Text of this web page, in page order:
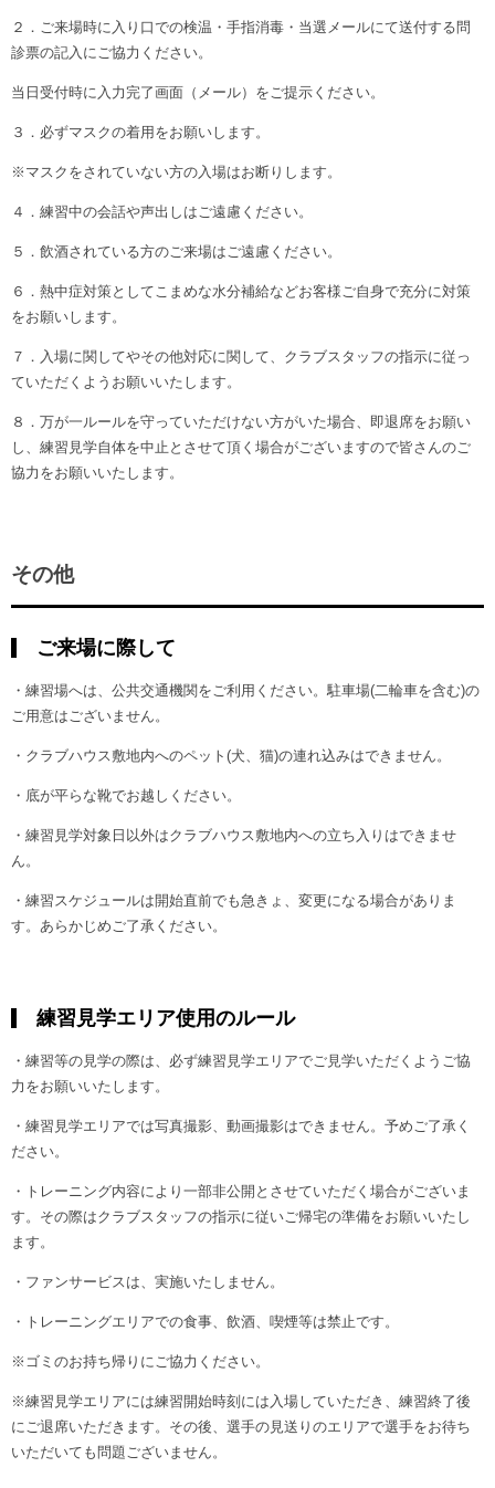
２．ご来場時に入り口での検温・手指消毒・当選メールにて送付する問
診票の記入にご協力ください。
当日受付時に入力完了画面（メール）をご提示ください。
３．必ずマスクの着用をお願いします。
※マスクをされていない方の入場はお断りします。
４．練習中の会話や声出しはご遠慮ください。
５．飲酒されている方のご来場はご遠慮ください。
６．熱中症対策としてこまめな水分補給などお客様ご自身で充分に対策
をお願いします。
７．入場に関してやその他対応に関して、クラブスタッフの指示に従っ
ていただくようお願いいたします。
８．万が一ルールを守っていただけない方がいた場合、即退席をお願い
し、練習見学自体を中止とさせて頂く場合がございますので皆さんのご
協力をお願いいたします。
その他
ご来場に際して
・練習場へは、公共交通機関をご利用ください。駐車場(二輪車を含む)の
ご用意はございません。
・クラブハウス敷地内へのペット(犬、猫)の連れ込みはできません。
・底が平らな靴でお越しください。
・練習見学対象日以外はクラブハウス敷地内への立ち入りはできませ
ん。
・練習スケジュールは開始直前でも急きょ、変更になる場合がありま
す。あらかじめご了承ください。
練習見学エリア使用のルール
・練習等の見学の際は、必ず練習見学エリアでご見学いただくようご協
力をお願いいたします。
・練習見学エリアでは写真撮影、動画撮影はできません。予めご了承く
ださい。
・トレーニング内容により一部非公開とさせていただく場合がございま
す。その際はクラブスタッフの指示に従いご帰宅の準備をお願いいたし
ます。
・ファンサービスは、実施いたしません。
・トレーニングエリアでの食事、飲酒、喫煙等は禁止です。
※ゴミのお持ち帰りにご協力ください。
※練習見学エリアには練習開始時刻には入場していただき、練習終了後
にご退席いただきます。その後、選手の見送りのエリアで選手をお待ち
いただいても問題ございません。